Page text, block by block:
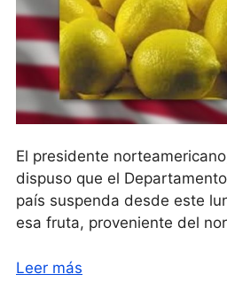
El presidente
dispuso que el
país suspenda desde este
esa fruta, proveniente del
Leer más